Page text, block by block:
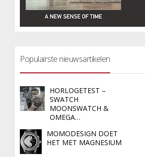
Populairste nieuwsartikelen
HORLOGETEST –
SWATCH
MOONSWATCH &
OMEGA…
MOMODESIGN DOET
HET MET MAGNESIUM